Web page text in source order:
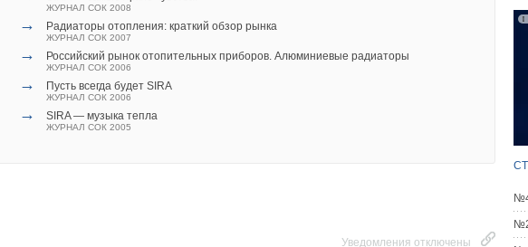
ЖУРНАЛ СОК 2008
→ Радиаторы отопления: краткий обзор рынка
ЖУРНАЛ СОК 2007
→ Российский рынок отопительных приборов. Алюминиевые радиаторы
ЖУРНАЛ СОК 2006
→ Пусть всегда будет SIRA
ЖУРНАЛ СОК 2006
→ SIRA — музыка тепла
ЖУРНАЛ СОК 2005
Уведомления отключены